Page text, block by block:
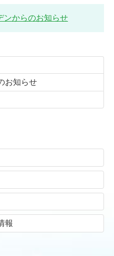
ンからのお知らせ
お知らせ
報